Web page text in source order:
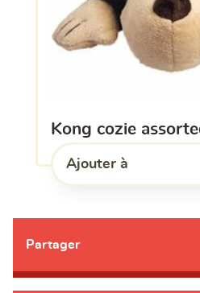
kong cozie
Ajouter à
l'une de mes listes.
Partager